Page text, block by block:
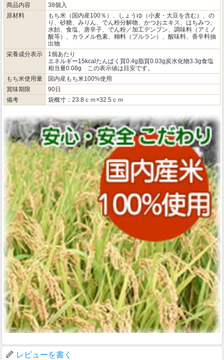
商品内容
38個入
原材料
もち米（国内産100％）、しょうゆ（小麦・大豆を含む）、の
り、砂糖、みりん、でん粉分解物、かつおエキス、はちみつ、
水飴、食塩、唐辛子、でん粉／加工デンプン、調味料（アミノ
酸等）、カラメル色素、糊料（プルラン）、酸味料、香辛料抽
出物
栄養成分表示
1個あたり
エネルギー15kcalたんぱく質0.4g脂質0.03g炭水化物3.3g食塩
相当量0.08g この表示値は目安です。
もち米使用量
国内産もち米100%使用
賞味期限
90日
備考
袋概寸：23.8ｃｍ×32.5ｃｍ
レビューを書く